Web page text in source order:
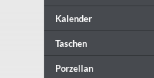
Kalender
Taschen
Porzellan